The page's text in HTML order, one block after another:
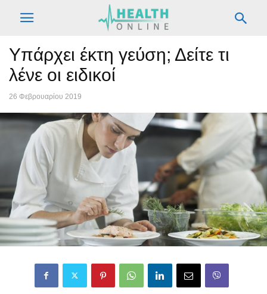
Υπάρχει έκτη γεύση; Δείτε τι
λένε οι ειδικοί
26 Φεβρουαρίου 2019